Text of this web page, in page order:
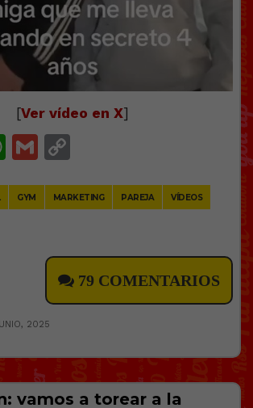
[Ver vídeo en X]
WhatsApp
Gmail
GYM MARKETING PAREJA VÍDEOS
79 COMENTARIOS
2025
vamos a torear a la